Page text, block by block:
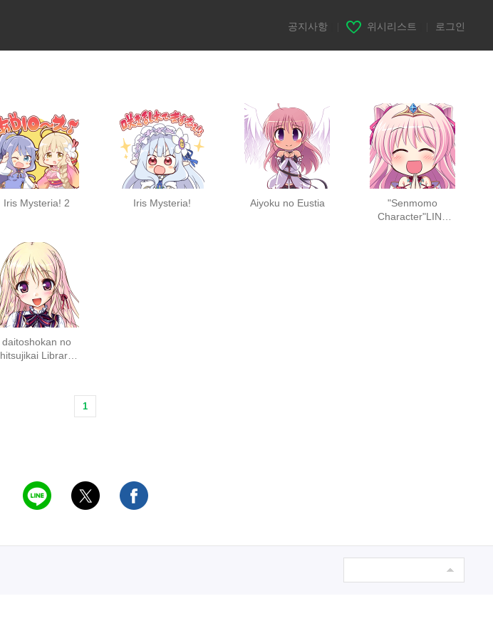
공지사항 위시리스트 로그인
Iris Mysteria! 2 Iris Mysteria! Aiyoku no Eustia
"Senmomo
Character"LINE
daitoshokan no
hitsujikai Library
1